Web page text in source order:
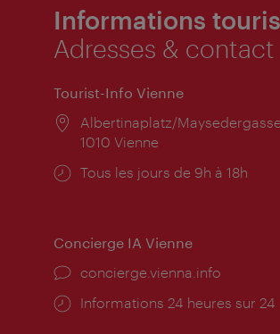
Informations
Adresses & contact
Tourist-Info Vienne
Lieu:
Albertinaplatz/Maysedergasse
1010 Vienne
Horaires
Tous les jours de 9h à 18h
Concierge IA Vienne
Ort:
concierge.vienna.info
Öffnungszeiten:
Informations 24 heures sur 24